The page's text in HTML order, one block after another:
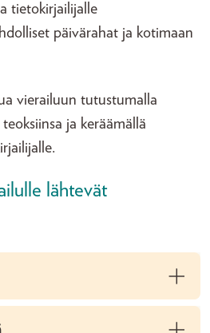
tietokirjailijalle
päivärahat ja kotimaan
vierailuun tutustumalla
ja keräämällä
lähtevät